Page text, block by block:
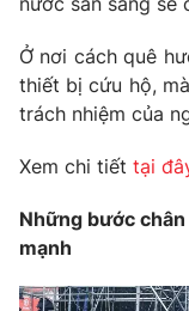
Ở nơi cách quê
thiết bị cứu hộ,
trách nhiệm của
Xem chi tiết tại
Những bước
mạnh